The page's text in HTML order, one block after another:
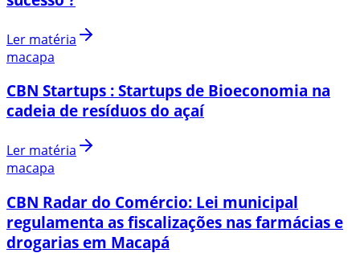
Ler matéria
macapa
CBN Startups : Startups de Bioeconomia na
cadeia de resíduos do açaí
Ler matéria
macapa
CBN Radar do Comércio: Lei municipal
regulamenta as fiscalizações nas farmácias e
drogarias em Macapá